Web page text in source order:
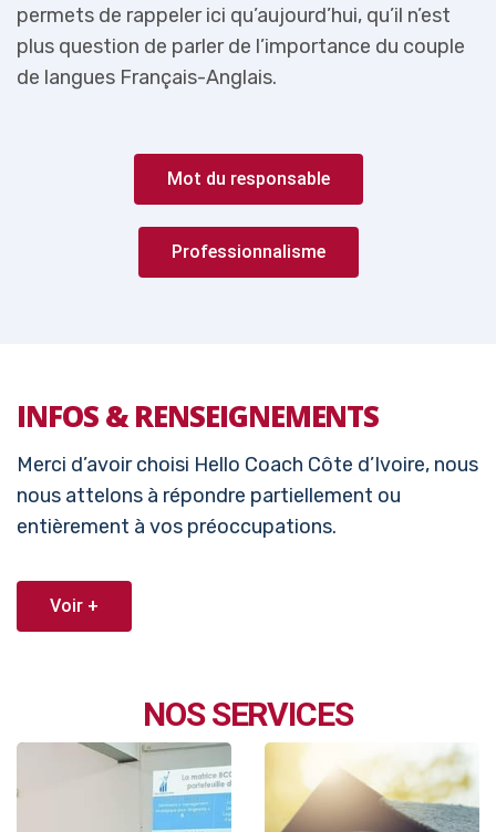
permets de rappeler ici qu’aujourd’hui, qu’il n’est
plus question de parler de l’importance du couple
de langues Français-Anglais.
Mot du responsable
Professionnalisme
INFOS & RENSEIGNEMENTS
Merci d’avoir choisi Hello Coach Côte d’Ivoire, nous
nous attelons à répondre partiellement ou
entièrement à vos préoccupations.
Voir +
NOS SERVICES